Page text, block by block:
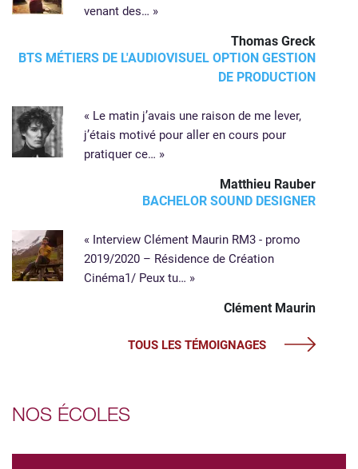
venant des… »
Thomas Greck
BTS MÉTIERS DE L'AUDIOVISUEL OPTION GESTION
DE PRODUCTION
« Le matin j’avais une raison de me lever,
j’étais motivé pour aller en cours pour
pratiquer ce… »
Matthieu Rauber
BACHELOR SOUND DESIGNER
« Interview Clément Maurin RM3 - promo
2019/2020 – Résidence de Création
Cinéma​ 1/ Peux tu… »
Clément Maurin
TOUS LES TÉMOIGNAGES
NOS ÉCOLES